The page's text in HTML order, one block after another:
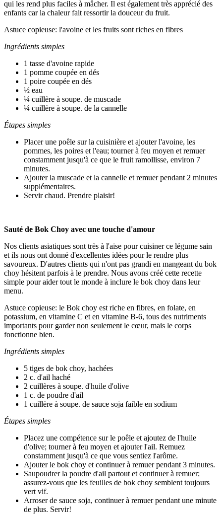
qui les rend plus faciles à mâcher. Il est également très apprécié des
enfants car la chaleur fait ressortir la douceur du fruit.
Astuce copieuse: l'avoine et les fruits sont riches en fibres
Ingrédients simples
1 tasse d'avoine rapide
1 pomme coupée en dés
1 poire coupée en dés
½ eau
¼ cuillère à soupe. de muscade
¼ cuillère à soupe. de la cannelle
Étapes simples
Placer une poêle sur la cuisinière et ajouter l'avoine, les
pommes, les poires et l'eau; tourner à feu moyen et remuer
constamment jusqu'à ce que le fruit ramollisse, environ 7
minutes.
Ajouter la muscade et la cannelle et remuer pendant 2 minutes
supplémentaires.
Servir chaud. Prendre plaisir!
Sauté de Bok Choy avec une touche d'amour
Nos clients asiatiques sont très à l'aise pour cuisiner ce légume sain
et ils nous ont donné d'excellentes idées pour le rendre plus
savoureux. D'autres clients qui n'ont pas grandi en mangeant du bok
choy hésitent parfois à le prendre. Nous avons créé cette recette
simple pour aider tout le monde à inclure le bok choy dans leur
menu.
Astuce copieuse: le Bok choy est riche en fibres, en folate, en
potassium, en vitamine C et en vitamine B-6, tous des nutriments
importants pour garder non seulement le cœur, mais le corps
fonctionne bien.
Ingrédients simples
5 tiges de bok choy, hachées
2 c. d'ail haché
2 cuillères à soupe. d'huile d'olive
1 c. de poudre d'ail
1 cuillère à soupe. de sauce soja faible en sodium
Étapes simples
Placez une compétence sur le poêle et ajoutez de l'huile
d'olive; tourner à feu moyen et ajouter l'ail. Remuez
constamment jusqu'à ce que vous sentiez l'arôme.
Ajouter le bok choy et continuer à remuer pendant 3 minutes.
Saupoudrer la poudre d'ail partout et continuer à remuer;
assurez-vous que les feuilles de bok choy semblent toujours
vert vif.
Arroser de sauce soja, continuer à remuer pendant une minute
de plus. Servir!